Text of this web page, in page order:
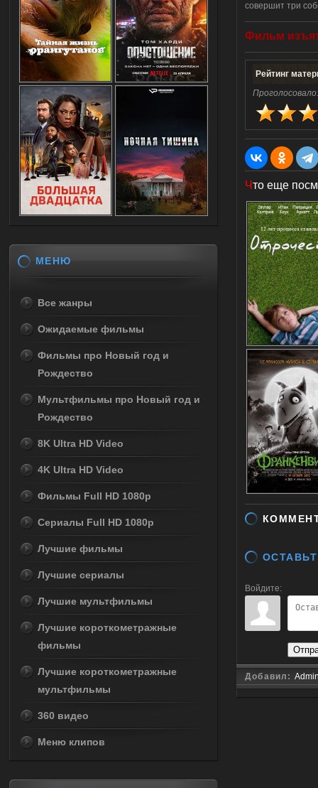
совершит три
Фильм
Рейтинг
Что еще
Войдите:
Добавил:
МЕНЮ
Все жанры
Ожидаемые фильмы
Фильмы про Новый год и
Рождество
Мультфильмы про Новый год и
Рождество
8K Ultra HD Video
4K Ultra HD Video
Фильмы Full HD 1080p
Сериалы Full HD 1080p
Лучшие фильмы
Лучшие сериалы
Лучшие мультфильмы
Лучшие короткометражные
фильмы
Лучшие короткометражные
мультфильмы
360 видео
Меню клипов